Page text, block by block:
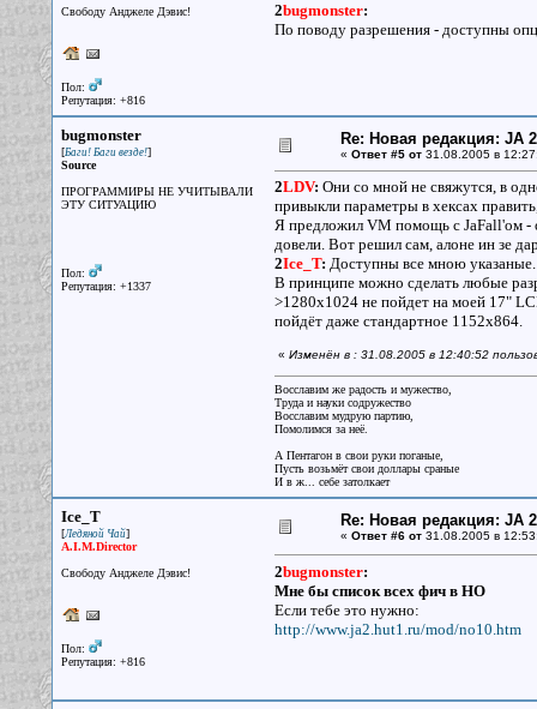
Свободу Анджеле Дэвис!
Пол:
Репутация: +816
2bugmonster:
По поводу разрешения - доступны
bugmonster
[Баги! Баги везде!]
Source
ПРОГРАММИРЫ НЕ УЧИТЫВАЛИ
ЭТУ СИТУАЦИЮ
Пол:
Репутация: +1337
Re: Новая редакция: JA
« Ответ #5 от31.08.2005 в
2LDV: Они со мной не свяжутся, в
привыкли параметры в хексах
Я предложил VM помощь с JaFall'ом -
довели. Вот решил сам, алоне ин зе
2Ice_T: Доступны все мною
В принципе можно сделать любые
>1280x1024 не пойдет на моей 17"
пойдёт даже стандартное 1152x864.
« Изменён в : 31.08.2005 в 12:40:52
Восславим же радость и мужество,
Труда и науки содружество
Восславим мудрую партию,
Помолимся за неё.
А Пентагон в свои руки поганые,
Пусть возьмёт свои доллары сраные
И в ж... себе затолкает
Ice_T
[Ледяной Чай]
A.I.M.Director
Свободу Анджеле Дэвис!
Пол:
Репутация: +816
Re: Новая редакция: JA
« Ответ #6 от31.08.2005 в
2bugmonster:
Мне бы список всех фич в НО
Если тебе это нужно:
http://www.ja2.hut1.ru/mod/no10.htm